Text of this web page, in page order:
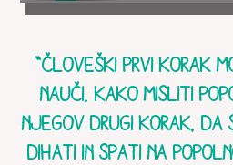
“ČLOVEŠKI PRVI KORAK
NAUČI, KAKO MISLITI
NJEGOV DRUGI KORAK, DA
DIHATI IN SPATI NA